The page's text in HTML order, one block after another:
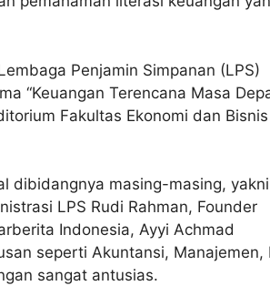
Penjamin Simpanan (LPS)
“Keuangan Terencana Masa
Fakultas Ekonomi dan Bisnis
dibidangnya masing-masing, yakni
LPS Rudi Rahman, Founder
Indonesia, Ayyi Achmad
seperti Akuntansi, Manajemen,
sangat antusias.